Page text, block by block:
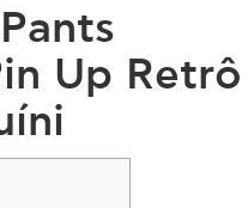
Up Retrô